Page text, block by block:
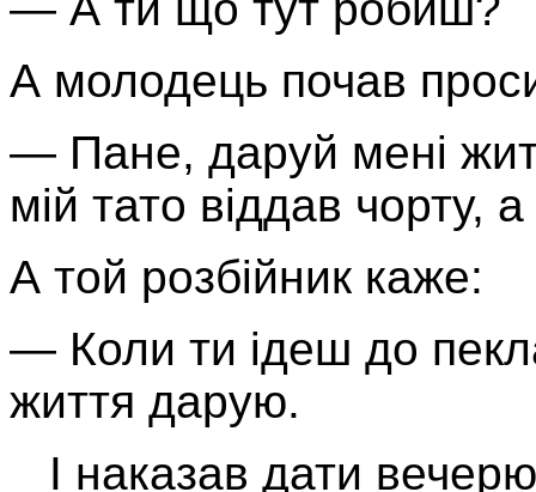
А молодець почав
— Пане, даруй мені
мій тато віддав чорту,
А той розбійник каже:
— Коли ти ідеш до
життя дарую.
І наказав дати